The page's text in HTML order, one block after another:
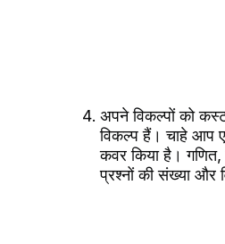
अपने विकल्पों को
विकल्प हैं। चाहे आप
कवर किया है। गणित,
प्रश्नों की संख्या और